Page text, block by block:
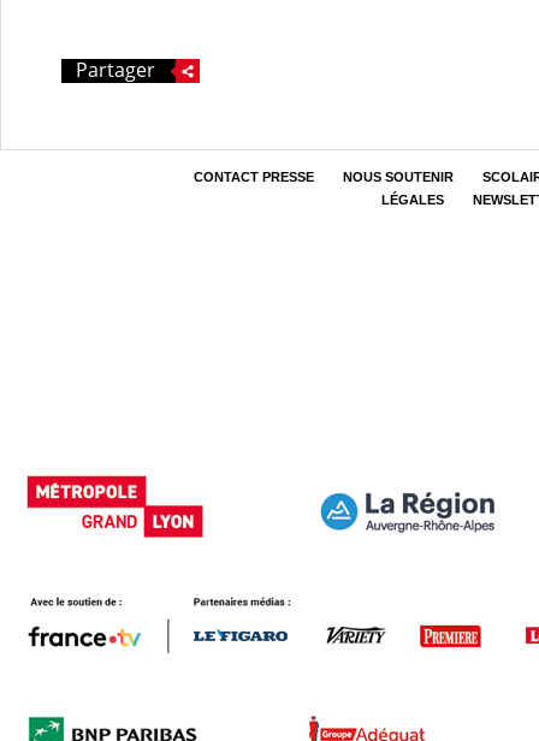
Partager
CONTACT PRESSE NOUS SOUTENIR
LÉGALES